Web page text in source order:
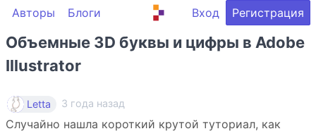
Авторы Блоги Вход Регистрация
Объемные 3D буквы и цифры в Adobe
Illustrator
Letta 3 года назад
Случайно нашла короткий крутой туториал, как